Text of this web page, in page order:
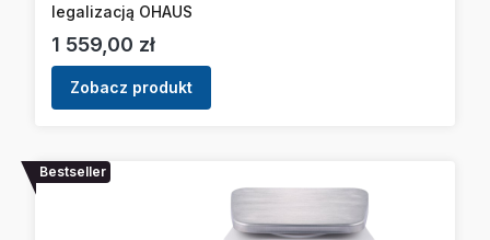
legalizacją OHAUS
Cena
1 559,00 zł
Zobacz produkt
Bestseller